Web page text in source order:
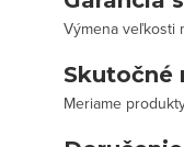
Výmena veľkosti
Skutočné
Meriame